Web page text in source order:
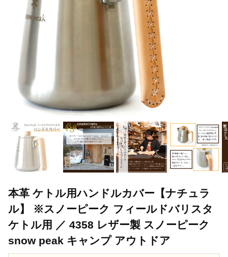
本革 ケトル用ハンドルカバー【ナチュラ
ル】 ※スノーピーク フィールドバリスタ
ケトル用 ／ 4358 レザー製 スノーピーク
snow peak キャンプ アウトドア